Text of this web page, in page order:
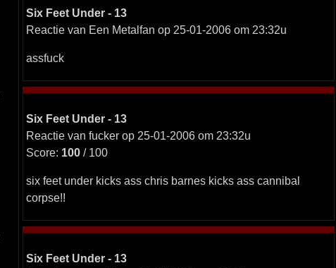
Six Feet Under - 13
Reactie van Een Metalfan op 25-01-2006 om 23:32u
assfuck
Six Feet Under - 13
Reactie van fucker op 25-01-2006 om 23:32u
Score: 100/ 100
six feet under kicks ass chris barnes kicks ass cannibal
corpse!!
Six Feet Under - 13